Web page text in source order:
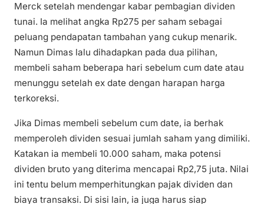
Merck setelah mendengar kabar pembagian dividen
tunai. Ia melihat angka Rp275 per saham sebagai
peluang pendapatan tambahan yang cukup menarik.
Namun Dimas lalu dihadapkan pada dua pilihan,
membeli saham beberapa hari sebelum cum date atau
menunggu setelah ex date dengan harapan harga
terkoreksi.
Jika Dimas membeli sebelum cum date, ia berhak
memperoleh dividen sesuai jumlah saham yang dimiliki.
Katakan ia membeli 10.000 saham, maka potensi
dividen bruto yang diterima mencapai Rp2,75 juta. Nilai
ini tentu belum memperhitungkan pajak dividen dan
biaya transaksi. Di sisi lain, ia juga harus siap